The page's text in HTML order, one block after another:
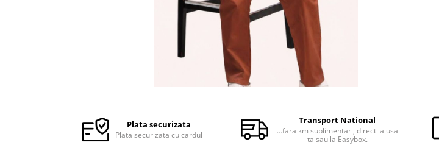
Facebook
Plata securizata
Plata securizata cu cardul
Transport National
...fara km suplimentari, direct la usa
ta sau la Easybox.